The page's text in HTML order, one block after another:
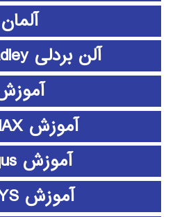
آلمان
آلن بردلی Allen bradley
آموزش 3D MAX
آموزش abaqus
آموزش ANSYS